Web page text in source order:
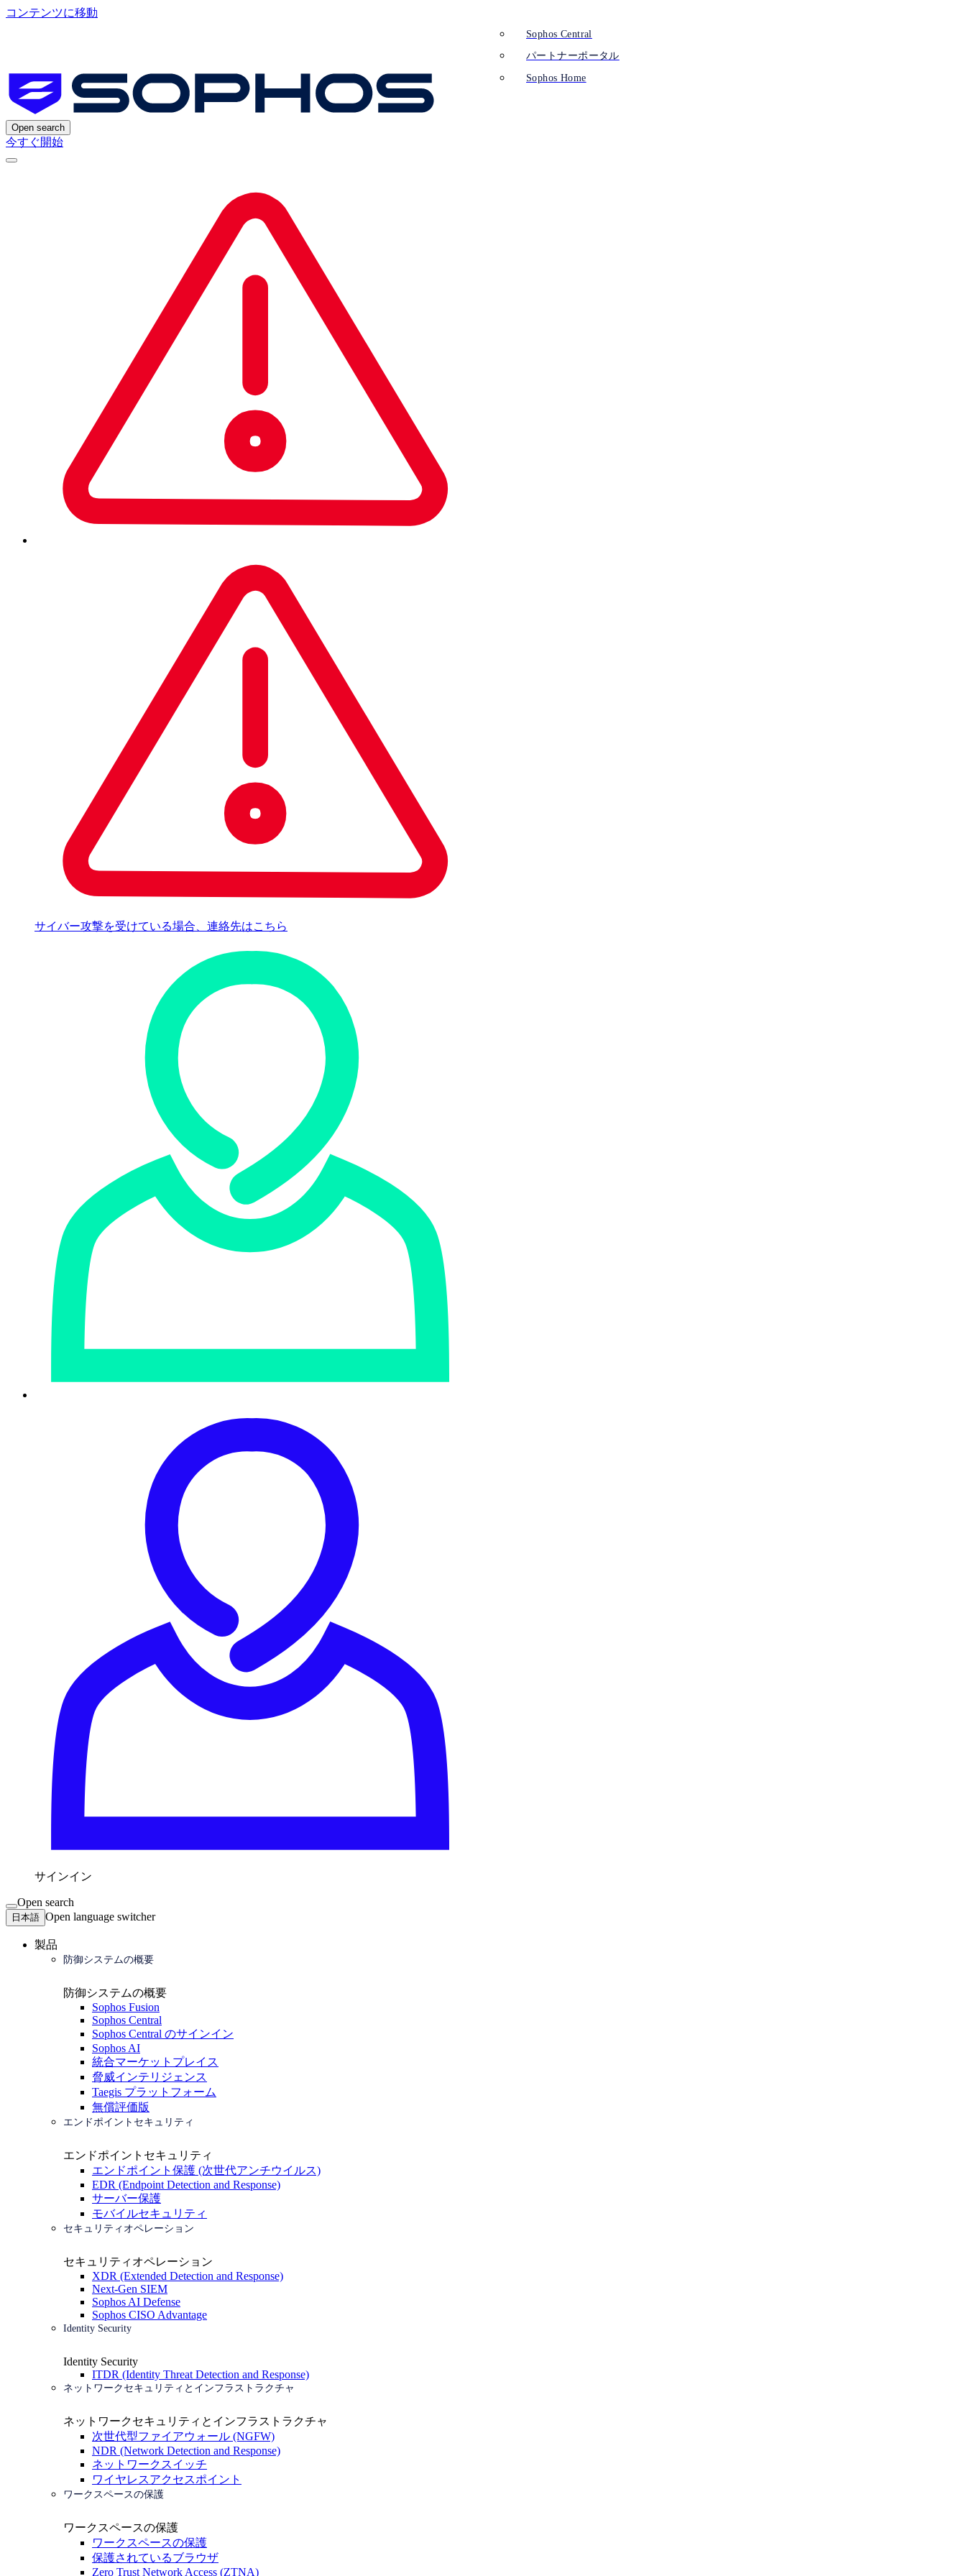
コンテンツに移動
Open search
今すぐ開始
サイバー攻撃を受けている場合、連絡先はこちら
サインイン
Sophos Central
パートナーポータル
Sophos Home
Open search
日本語 Open language switcher
製品
防御システムの概要
防御システムの概要
Sophos Fusion
Sophos Central
Sophos Central のサインイン
Sophos AI
統合マーケットプレイス
脅威インテリジェンス
Taegis プラットフォーム
無償評価版
エンドポイントセキュリティ
エンドポイントセキュリティ
エンドポイント保護 (次世代アンチウイルス)
EDR (Endpoint Detection and Response)
サーバー保護
モバイルセキュリティ
セキュリティオペレーション
セキュリティオペレーション
XDR (Extended Detection and Response)
Next-Gen SIEM
Sophos AI Defense
Sophos CISO Advantage
Identity Security
Identity Security
ITDR (Identity Threat Detection and Response)
ネットワークセキュリティとインフラストラクチャ
ネットワークセキュリティとインフラストラクチャ
次世代型ファイアウォール (NGFW)
NDR (Network Detection and Response)
ネットワークスイッチ
ワイヤレスアクセスポイント
ワークスペースの保護
ワークスペースの保護
ワークスペースの保護
保護されているブラウザ
Zero Trust Network Access (ZTNA)